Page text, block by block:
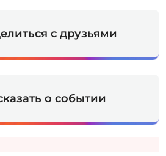
с друзьями
о событии